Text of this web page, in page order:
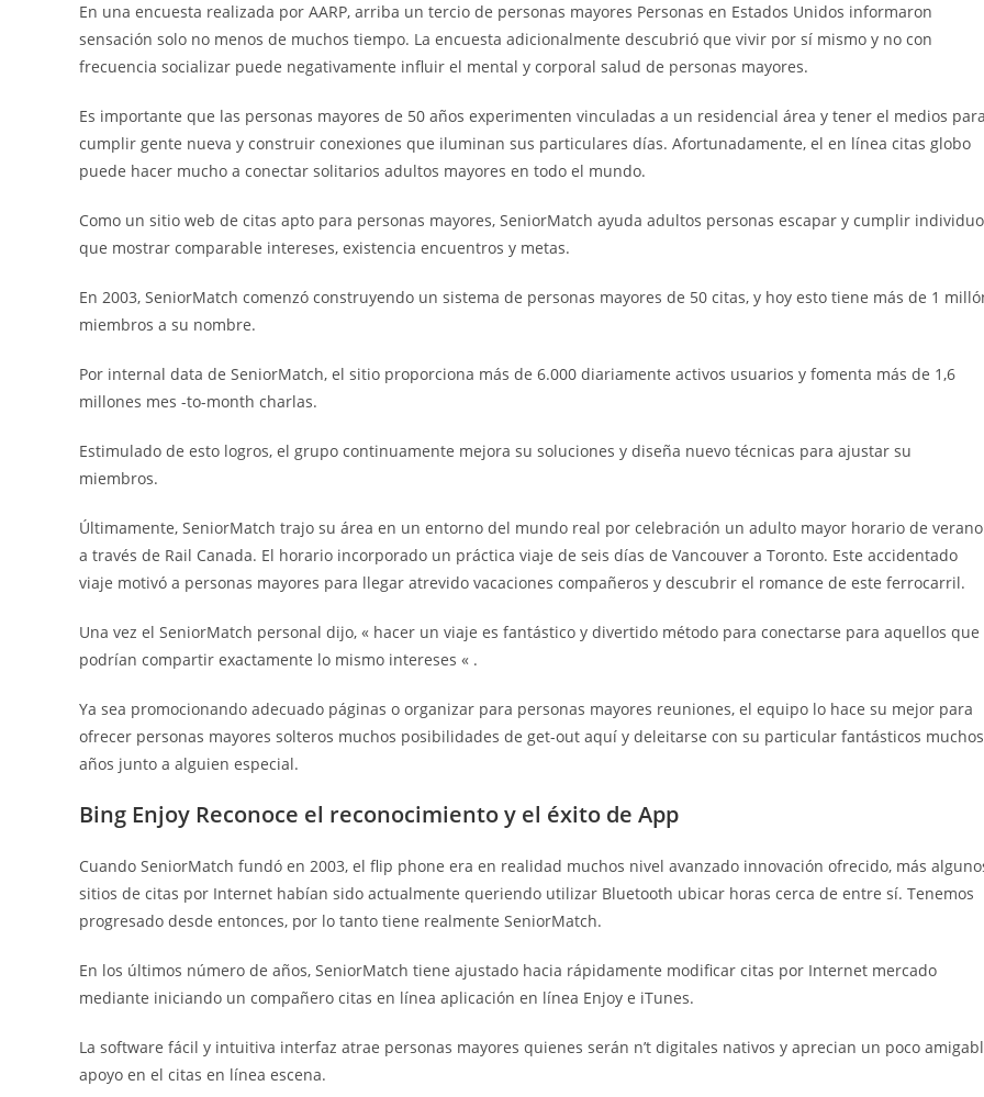
En una encuesta realizada por AARP, arriba un tercio de personas mayores Personas en Estados Unidos informaron
sensación solo no menos de muchos tiempo. La encuesta adicionalmente descubrió que vivir por sí mismo y no con
frecuencia socializar puede negativamente influir el mental y corporal salud de personas mayores.
Es importante que las personas mayores de 50 años experimenten vinculadas a un residencial área y tener el medios
cumplir gente nueva y construir conexiones que iluminan sus particulares días. Afortunadamente, el en línea citas globo
puede hacer mucho a conectar solitarios adultos mayores en todo el mundo.
Como un sitio web de citas apto para personas mayores, SeniorMatch ayuda adultos personas escapar y cumplir
que mostrar comparable intereses, existencia encuentros y metas.
En 2003, SeniorMatch comenzó construyendo un sistema de personas mayores de 50 citas, y hoy esto tiene más de 1
miembros a su nombre.
Por internal data de SeniorMatch, el sitio proporciona más de 6.000 diariamente activos usuarios y fomenta más de 1,6
millones mes -to-month charlas.
Estimulado de esto logros, el grupo continuamente mejora su soluciones y diseña nuevo técnicas para ajustar su
miembros.
Últimamente, SeniorMatch trajo su área en un entorno del mundo real por celebración un adulto mayor horario de verano
a través de Rail Canada. El horario incorporado un práctica viaje de seis días de Vancouver a Toronto. Este accidentado
viaje motivó a personas mayores para llegar atrevido vacaciones compañeros y descubrir el romance de este ferrocarril.
Una vez el SeniorMatch personal dijo, « hacer un viaje es fantástico y divertido método para conectarse para aquellos que
podrían compartir exactamente lo mismo intereses « .
Ya sea promocionando adecuado páginas o organizar para personas mayores reuniones, el equipo lo hace su mejor para
ofrecer personas mayores solteros muchos posibilidades de get-out aquí y deleitarse con su particular fantásticos muchos
años junto a alguien especial.
Bing Enjoy Reconoce el reconocimiento y el éxito de App
Cuando SeniorMatch fundó en 2003, el flip phone era en realidad muchos nivel avanzado innovación ofrecido, más
sitios de citas por Internet habían sido actualmente queriendo utilizar Bluetooth ubicar horas cerca de entre sí. Tenemos
progresado desde entonces, por lo tanto tiene realmente SeniorMatch.
En los últimos número de años, SeniorMatch tiene ajustado hacia rápidamente modificar citas por Internet mercado
mediante iniciando un compañero citas en línea aplicación en línea Enjoy e iTunes.
La software fácil y intuitiva interfaz atrae personas mayores quienes serán n’t digitales nativos y aprecian un poco
apoyo en el citas en línea escena.